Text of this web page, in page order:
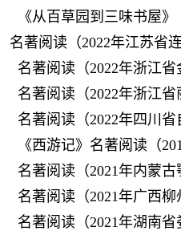
《从百草园到三味书屋
名著阅读（2022年江苏省
名著阅读（2022年浙江省
名著阅读（2022年浙江省
名著阅读（2022年四川省
《西游记》名著阅读（
名著阅读（2021年内蒙古
名著阅读（2021年广西柳
名著阅读（2021年湖南省